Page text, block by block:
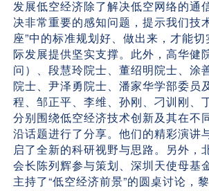
发展低空经济除了解决低空网络的通
决非常重要的感知问题，提示我们技
座”中的标准规划好、做出来，才能
际发展提供坚实支撑。此外，高华健
问）、段慧玲院士、董绍明院士、涂
院士、尹泽勇院士、潘家华学部委员
程、邹正平、李维、孙刚、刁训刚、
分别围绕低空经济技术创新及其在不
沿话题进行了分享。他们的精彩演讲
启了全新的科研视野与思路。另外，
会长陈列辉参与策划、深圳天使母基
主持了“低空经济前景”的圆桌讨论，